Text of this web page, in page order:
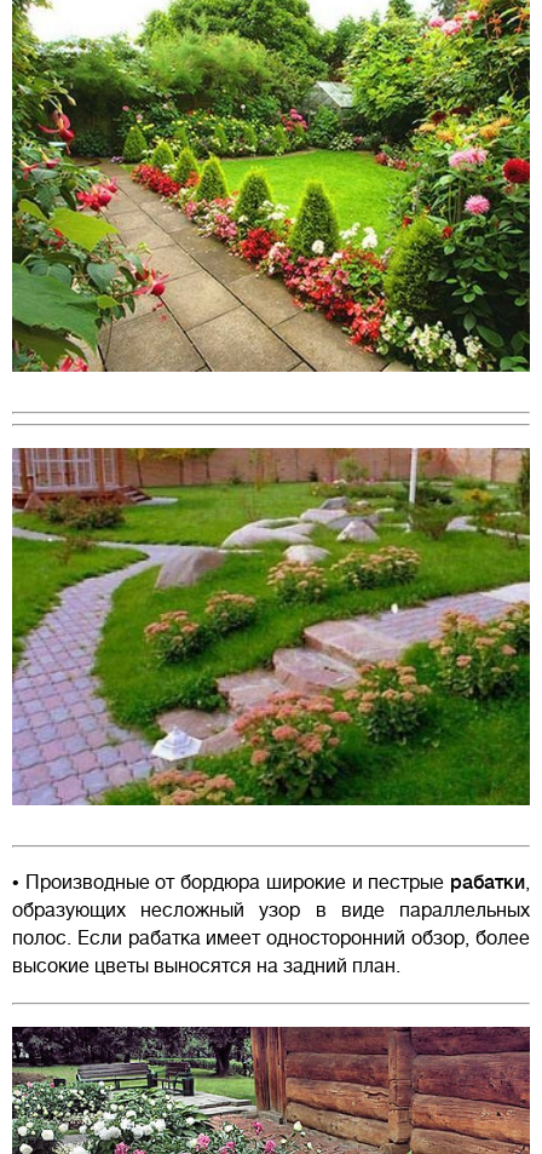
• Производные от бордюра широкие и пестрые рабатки,
образующих несложный узор в виде параллельных
полос. Если рабатка имеет односторонний обзор, более
высокие цветы выносятся на задний план.